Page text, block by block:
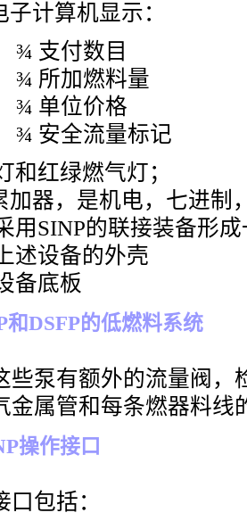
子计算机显示：
¾ 支付数目
¾ 所加燃料量
¾ 单位价格
¾ 安全流量标记
和红绿燃气灯；
加器，是机电，七进制
用 SINP的联接装备形
上述设备的外壳
备底板
和DSFP的低燃料系统
有额外的流量阀，
金属管和每条燃器料线
操作接口
包括：